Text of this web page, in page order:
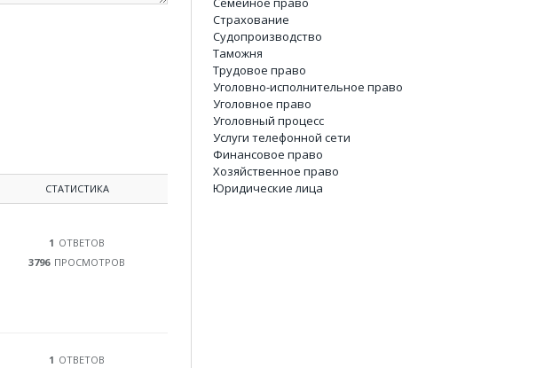
СТАТИСТИКА
1 ОТВЕТОВ
3796 ПРОСМОТРОВ
1 ОТВЕТОВ
Страхование
Судопроизводство
Таможня
Трудовое право
Уголовно-исполнительное право
Уголовное право
Уголовный процесс
Услуги телефонной сети
Финансовое право
Хозяйственное право
Юридические лица